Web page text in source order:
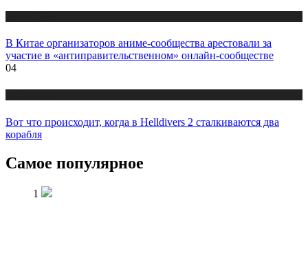
В Китае организаторов аниме-сообщества арестовали за
участие в «антиправительственном» онлайн-сообществе
04
Вот что происходит, когда в Helldivers 2 сталкиваются два
корабля
Самое популярное
1